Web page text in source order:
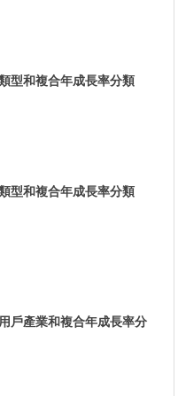
型和複合年成長率分類
型和複合年成長率分類
戶產業和複合年成長率分